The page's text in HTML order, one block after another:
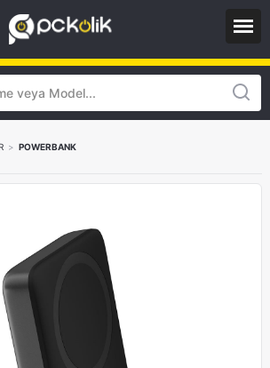
> POWERBANK